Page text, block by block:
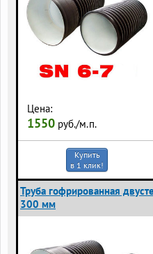
Цена:
1550 руб./м.п.
Купить
в 1 клик!
Труба гофрированная
300 мм